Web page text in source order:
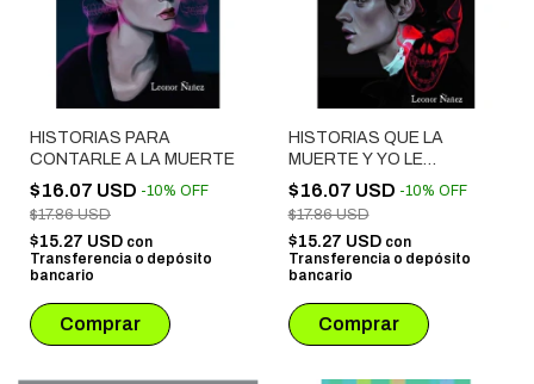
HISTORIAS PARA
CONTARLE A LA MUERTE
$16.07 USD -10% OFF
$17.86 USD
$15.27 USD con
Transferencia o depósito
bancario
HISTORIAS QUE LA
MUERTE Y YO LE
CONTAMOS AL DIABLO
$16.07 USD -10% OFF
$17.86 USD
$15.27 USD con
Transferencia o depósito
bancario